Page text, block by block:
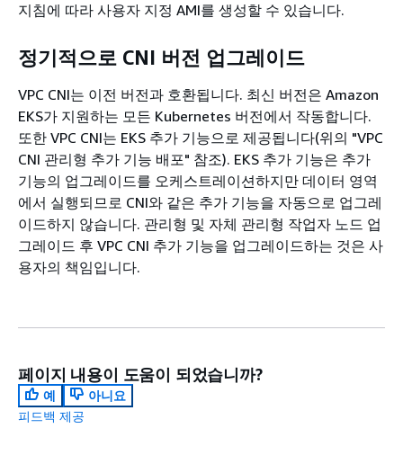
지침에 따라 사용자 지정 AMI를 생성할 수 있습니다.
정기적으로 CNI 버전 업그레이드
VPC CNI는 이전 버전과 호환됩니다. 최신 버전은 Amazon
EKS가 지원하는 모든 Kubernetes 버전에서 작동합니다.
또한 VPC CNI는 EKS 추가 기능으로 제공됩니다(위의 "VPC
CNI 관리형 추가 기능 배포" 참조). EKS 추가 기능은 추가
기능의 업그레이드를 오케스트레이션하지만 데이터 영역
에서 실행되므로 CNI와 같은 추가 기능을 자동으로 업그레
이드하지 않습니다. 관리형 및 자체 관리형 작업자 노드 업
그레이드 후 VPC CNI 추가 기능을 업그레이드하는 것은 사
용자의 책임입니다.
페이지 내용이 도움이 되었습니까?
예
아니요
피드백 제공